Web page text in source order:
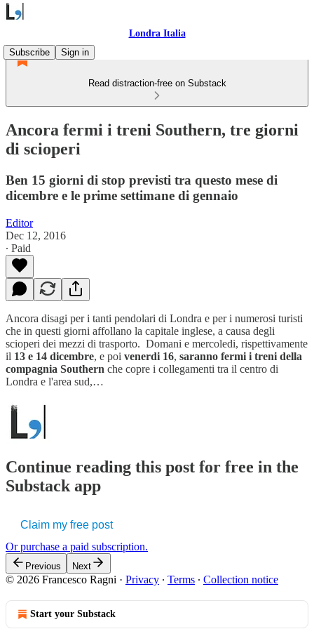
Londra Italia
Subscribe
Sign in
Read distraction-free on Substack
Ancora fermi i treni Southern, tre giorni
di scioperi
Ben 15 giorni di stop previsti tra questo mese di
dicembre e le prime settimane di gennaio
Editor
Dec 12, 2016
∙ Paid
Ancora disagi per i tanti pendolari di Londra e per i numerosi turisti
che in questi giorni affollano la capitale inglese, a causa degli
scioperi dei mezzi di trasporto. Domani e mercoledi, rispettivamente
il 13 e 14 dicembre, e poi venerdi 16, saranno fermi i treni della
compagnia Southern che copre i collegamenti tra il centro di
Londra e l'area sud,…
Continue reading this post for free in the
Substack app
Claim my free post
Or purchase a paid subscription.
Previous Next
© 2026 Francesco Ragni · Privacy ∙ Terms ∙ Collection notice
Start your Substack